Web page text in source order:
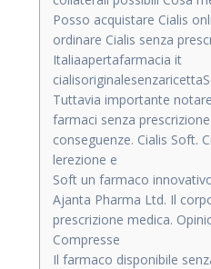
Posso acquistare Cialis
ordinare Cialis senza
Italiaapertafarmacia it
Tuttavia importante
farmaci senza
conseguenze. Cialis Soft.
lerezione e
Soft un farmaco
Ajanta Pharma Ltd. Il
prescrizione medica.
Compresse
Il farmaco disponibile